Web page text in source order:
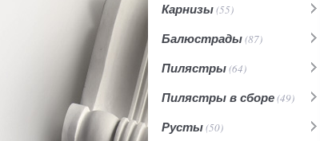
Карнизы(55)
Балюстрады(87)
Пилястры(64)
Пилястры в сборе(49)
Русты(50)